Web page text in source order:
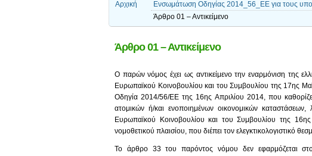
Αρχική
Ενσωμάτωση Οδηγίας 2014_56_ΕΕ για τους
Άρθρο 01 – Αντικείμενο
Άρθρο 01 – Αντικείμενο
Ο παρών νόμος έχει ως αντικείμενο την εναρμόνιση της
Ευρωπαϊκού Κοινοβουλίου και του Συμβουλίου της 17ης
Οδηγία 2014/56/ΕΕ της 16ης Απριλίου 2014, που
ατομικών ή/και ενοποιημένων οικονομικών
Ευρωπαϊκού Κοινοβουλίου και του Συμβουλίου της
νομοθετικού πλαισίου, που διέπει τον ελεγκτικολογιστικό
Το άρθρο 33 του παρόντος νόμου δεν εφαρμόζεται